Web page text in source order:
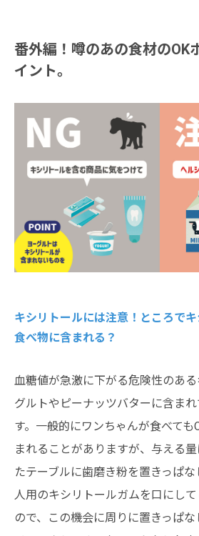
番外編！噂のあの食材のOK
イント。
キシリトールには注意！ところで
食べ物に含まれる？
血糖値が急激に下がる危険性のあ
グルトやピーナッツバターに含ま
す。一般的にワンちゃんが食べても
まれることがありますが、与える
たテーブルに歯磨き粉を置きっぱ
人用のキシリトールガムを口にし
ので、この機会に周りに置きっぱ